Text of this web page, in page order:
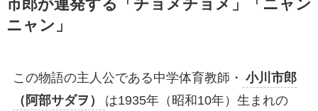
市郎が連発する「チョメチョメ」「ニャン
ニャン」
この物語の主人公である中学体育教師・ 小川市郎
（阿部サダヲ）
は1935年（昭和10年）生まれの